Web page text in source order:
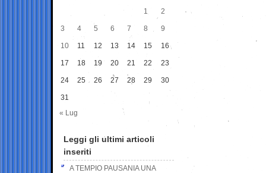
1
2
3 4 5 6 7 8 9
10 11 12 13 14 15 16
17 18 19 20 21 22 23
24 25 26 27 28 29 30
31
« Lug
Leggi gli ultimi articoli
inseriti
A TEMPIO PAUSANIA UNA